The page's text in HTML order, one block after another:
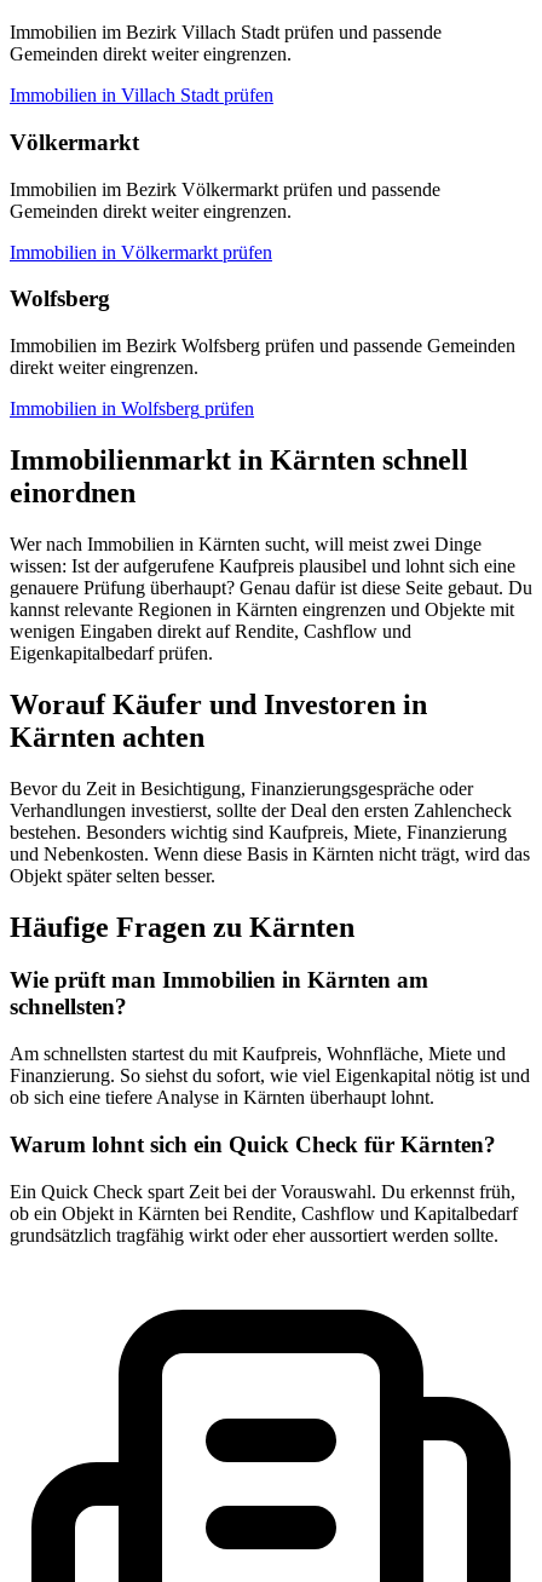
Immobilien im Bezirk Villach Stadt prüfen und passende
Gemeinden direkt weiter eingrenzen.
Immobilien in Villach Stadt prüfen
Völkermarkt
Immobilien im Bezirk Völkermarkt prüfen und passende
Gemeinden direkt weiter eingrenzen.
Immobilien in Völkermarkt prüfen
Wolfsberg
Immobilien im Bezirk Wolfsberg prüfen und passende Gemeinden
direkt weiter eingrenzen.
Immobilien in Wolfsberg prüfen
Immobilienmarkt in Kärnten schnell
einordnen
Wer nach Immobilien in Kärnten sucht, will meist zwei Dinge
wissen: Ist der aufgerufene Kaufpreis plausibel und lohnt sich eine
genauere Prüfung überhaupt? Genau dafür ist diese Seite gebaut. Du
kannst relevante Regionen in Kärnten eingrenzen und Objekte mit
wenigen Eingaben direkt auf Rendite, Cashflow und
Eigenkapitalbedarf prüfen.
Worauf Käufer und Investoren in
Kärnten achten
Bevor du Zeit in Besichtigung, Finanzierungsgespräche oder
Verhandlungen investierst, sollte der Deal den ersten Zahlencheck
bestehen. Besonders wichtig sind Kaufpreis, Miete, Finanzierung
und Nebenkosten. Wenn diese Basis in Kärnten nicht trägt, wird das
Objekt später selten besser.
Häufige Fragen zu Kärnten
Wie prüft man Immobilien in Kärnten am
schnellsten?
Am schnellsten startest du mit Kaufpreis, Wohnfläche, Miete und
Finanzierung. So siehst du sofort, wie viel Eigenkapital nötig ist und
ob sich eine tiefere Analyse in Kärnten überhaupt lohnt.
Warum lohnt sich ein Quick Check für Kärnten?
Ein Quick Check spart Zeit bei der Vorauswahl. Du erkennst früh,
ob ein Objekt in Kärnten bei Rendite, Cashflow und Kapitalbedarf
grundsätzlich tragfähig wirkt oder eher aussortiert werden sollte.